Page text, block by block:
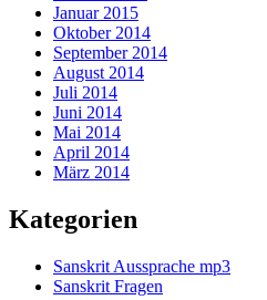
Januar 2015
Oktober 2014
September 2014
August 2014
Juli 2014
Juni 2014
Mai 2014
April 2014
März 2014
Kategorien
Sanskrit Aussprache mp3
Sanskrit Fragen